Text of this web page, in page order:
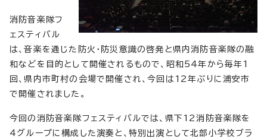
消防音楽隊フ
ェスティバル
は、音楽を通じた防火・防災意識の啓発と県内消防音楽隊の融
和などを目的として開催されるもので、昭和54年から毎年1
回、県内市町村の会場で開催され、今回は12年ぶりに浦安市
で開催されました。
今回の消防音楽隊フェスティバルでは、県下12消防音楽隊を
4グループに構成した演奏と、特別出演として北部小学校ブラ